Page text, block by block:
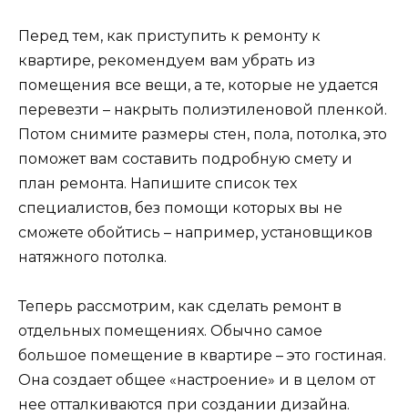
Перед тем, как приступить к ремонту к
квартире, рекомендуем вам убрать из
помещения все вещи, а те, которые не удается
перевезти – накрыть полиэтиленовой пленкой.
Потом снимите размеры стен, пола, потолка, это
поможет вам составить подробную смету и
план ремонта. Напишите список тех
специалистов, без помощи которых вы не
сможете обойтись – например, установщиков
натяжного потолка.
Теперь рассмотрим, как сделать ремонт в
отдельных помещениях. Обычно самое
большое помещение в квартире – это гостиная.
Она создает общее «настроение» и в целом от
нее отталкиваются при создании дизайна.